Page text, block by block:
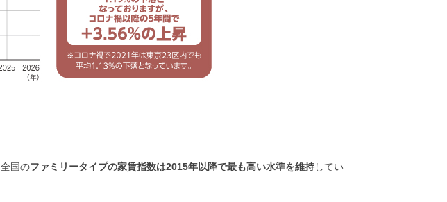
全国のファミリータイプの家賃指数は2015年以降で最も高い水準を維持してい